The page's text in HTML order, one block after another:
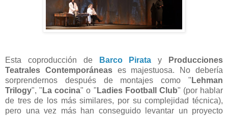
Esta coproducción de Barco Pirata y
Producciones
Teatrales Contemporáneases majestuosa. No debería
sorprendernos después de montajes como " Lehman
Trilogy", " La cocina" o " Ladies Football Club" (por hablar
de tres de los más similares, por su complejidad técnica),
pero una vez más han conseguido levantar un proyecto